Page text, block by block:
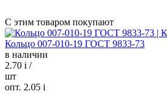
С этим товаром покупают
Кольцо 007-010-19 ГОСТ 9833-73
в наличии
2.70 i /
шт
опт. 2.05 i